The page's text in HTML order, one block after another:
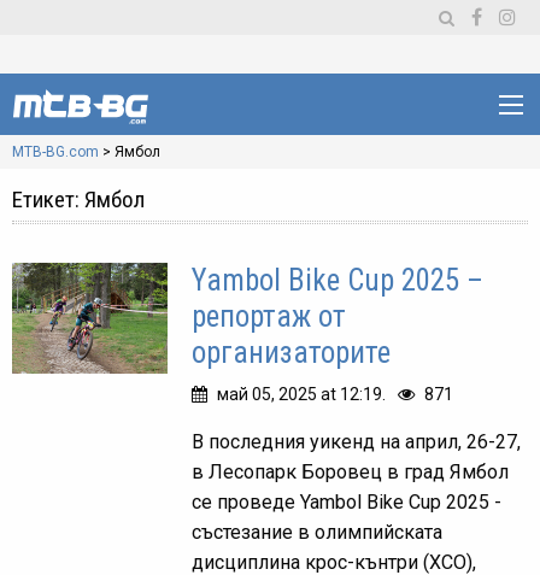
MTB-BG.com > Ямбол
Етикет: Ямбол
Yambol Bike Cup 2025 –
репортаж от
организаторите
май 05, 2025 at 12:19. 871
В последния уикенд на април, 26-27,
в Лесопарк Боровец в град Ямбол
се проведе Yambol Bike Cup 2025 -
състезание в олимпийската
дисциплина крос-кънтри (ХСО),